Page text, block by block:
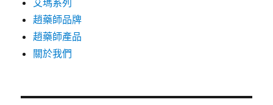
艾瑪系列
趙藥師品牌
趙藥師產品
關於我們